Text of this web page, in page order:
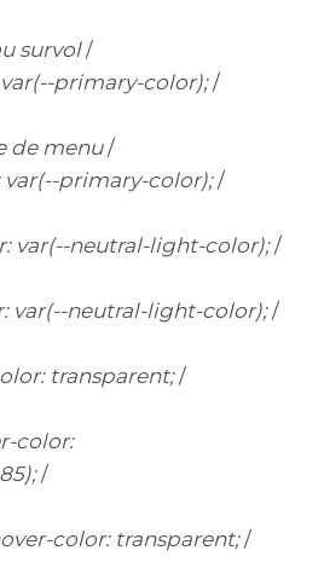
survol/
primary-color);/
de menu/
primary-color);/
var(--neutral-light-color);/
var(--neutral-light-color);/
transparent;/
color:
/
color: transparent;/